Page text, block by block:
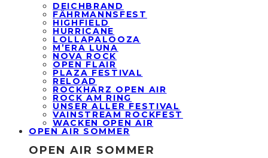
DEICHBRAND
FÄHRMANNSFEST
HIGHFIELD
HURRICANE
LOLLAPALOOZA
M’ERA LUNA
NOVA ROCK
OPEN FLAIR
PLAZA FESTIVAL
RELOAD
ROCKHARZ OPEN AIR
ROCK AM RING
UNSER ALLER FESTIVAL
VAINSTREAM ROCKFEST
WACKEN OPEN AIR
OPEN AIR SOMMER
OPEN AIR SOMMER